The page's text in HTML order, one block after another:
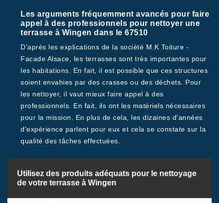
Les arguments fréquemment avancés pour faire
appel à des professionnels pour nettoyer une
terrasse à Wingen dans le 67510
D'après les explications de la société M.K Toiture -
Facade Alsace, les terrasses sont très importantes pour
les habitations. En fait, il est possible que ces structures
soient envahies par des crasses ou des déchets. Pour
les nettoyer, il vaut mieux faire appel à des
professionnels. En fait, ils ont les matériels nécessaires
pour la mission. En plus de cela, les dizaines d'années
d'expérience parlent pour eux et cela se constate sur la
qualité des tâches effectuées.
Utilisez des produits adéquats pour le nettoyage
de votre terrasse à Wingen